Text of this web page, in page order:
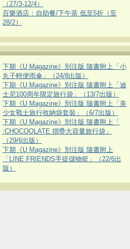
（27/3-12/4）
百樂酒店：自助餐/下午茶 低至5折（至
28/2）
下期《U Magazine》別注版 隨書附上「小
丸子輕便雨傘」（24/8出版）
下期《U Magazine》別注版 隨書附上「迪
士尼100周年限定旅行袋」（13/7出版）
下期《U Magazine》別注版 隨書附上「美
少女戰士旅行收納袋套裝」（6/7出版）
下期《U Magazine》別注版 隨書附上「
:CHOCOOLATE 摺疊大容量旅行袋」
（29/6出版）
下期《U Magazine》別注版 隨書附上
「LINE FRIENDS手提儲物籃」（22/6出
版）